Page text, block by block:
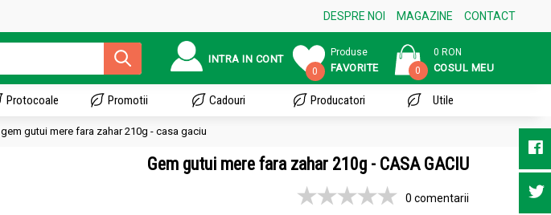
DESPRE NOI MAGAZINE CONTACT
INTRA IN CONT
0
Produse
FAVORITE 0
0 RON
COSUL MEU
Protocoale Promotii Cadouri Producatori Utile
gem gutui mere fara zahar 210g - casa gaciu
Gem gutui mere fara zahar 210g - CASA GACIU
0 comentarii